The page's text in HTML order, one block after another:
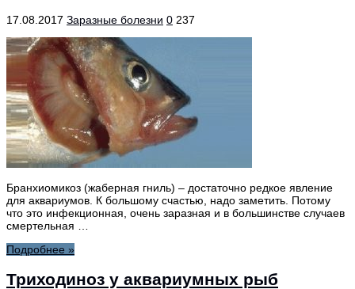
17.08.2017 Заразные болезни 0 237
Бранхиомикоз (жаберная гниль) – достаточно редкое явление
для аквариумов. К большому счастью, надо заметить. Потому
что это инфекционная, очень заразная и в большинстве случаев
смертельная …
Подробнее »
Триходиноз у аквариумных рыб